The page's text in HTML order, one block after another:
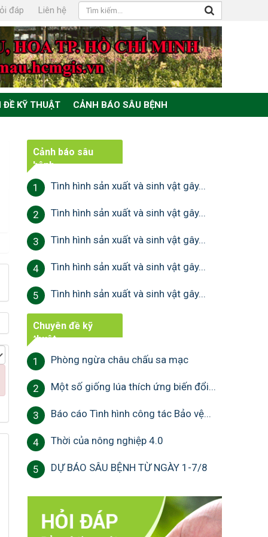
đáp Liên hệ
ĐỀ KỸ THUẬT CẢNH BÁO SÂU BỆNH
Cảnh báo sâu
bệnh
1 Tình hình sản xuất và sinh vật gây...
2 Tình hình sản xuất và sinh vật gây...
3 Tình hình sản xuất và sinh vật gây...
4 Tình hình sản xuất và sinh vật gây...
5 Tình hình sản xuất và sinh vật gây...
Chuyên đề kỹ
thuật
1 Phòng ngừa châu chấu sa mạc
2 Một số giống lúa thích ứng biến đổi...
3 Báo cáo Tình hình công tác Bảo vệ...
4 Thời của nông nghiệp 4.0
5 DỰ BÁO SÂU BỆNH TỪ NGÀY 1-7/8